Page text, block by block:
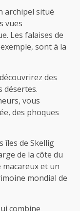
archipel situé
vues
Les falaises de
sont à la
des
désertes.
vous
des phoques
îles de Skellig
de la côte du
et un
mondial de
combine